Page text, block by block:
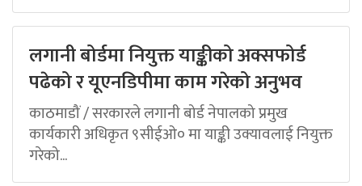
लगानी बोर्डमा नियुक्त याङ्कीको अक्सफोर्ड
पढेको र यूएनडिपीमा काम गरेको अनुभव
काठमाडौं / सरकारले लगानी बोर्ड नेपालको प्रमुख
कार्यकारी अधिकृत ९सीईओ० मा याङ्की उक्यावलाई नियुक्त
गरेको...